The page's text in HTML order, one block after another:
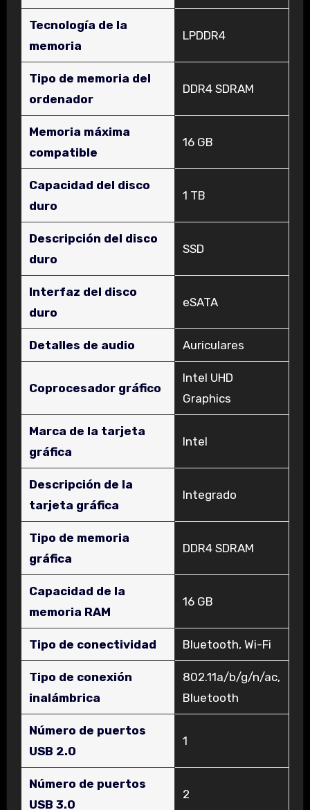
Tecnología de la
memoria
‎LPDDR4
Tipo de memoria del
ordenador
‎DDR4 SDRAM
Memoria máxima
compatible
‎16 GB
Capacidad del disco
duro
‎1 TB
Descripción del disco
duro
‎SSD
Interfaz del disco
duro
‎eSATA
Detalles de audio ‎Auriculares
Coprocesador gráfico
‎Intel UHD
Graphics
Marca de la tarjeta
gráfica
‎Intel
Descripción de la
tarjeta gráfica
‎Integrado
Tipo de memoria
gráfica
‎DDR4 SDRAM
Capacidad de la
memoria RAM
‎16 GB
Tipo de conectividad ‎Bluetooth, Wi-Fi
Tipo de conexión
inalámbrica
‎802.11a/b/g/n/ac,
Bluetooth
Número de puertos
USB 2.0
‎1
Número de puertos
USB 3.0
‎2